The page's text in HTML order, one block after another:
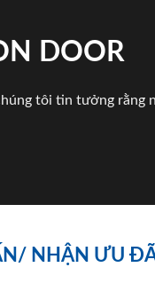
DOOR
tôi tin tưởng rằng
NHẬN ƯU